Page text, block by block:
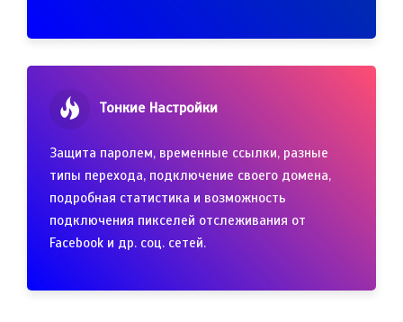
Тонкие Настройки
Защита паролем, временные ссылки, разные
типы перехода, подключение своего домена,
подробная статистика и возможность
подключения пикселей отслеживания от
Facebook и др. соц. сетей.